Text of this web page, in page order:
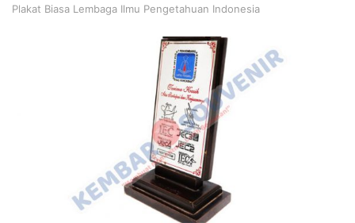
Plakat Biasa Lembaga Ilmu Pengetahuan Indonesia